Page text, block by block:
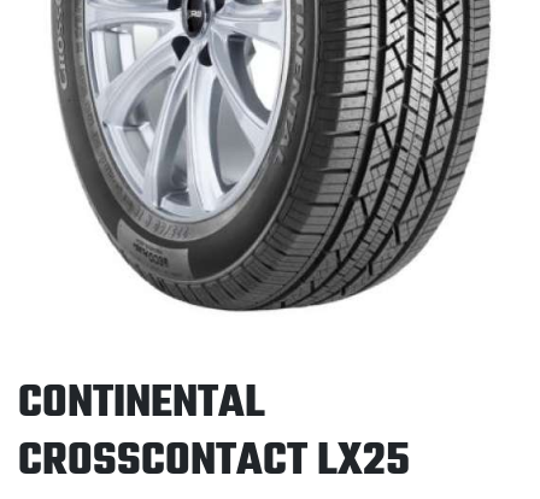
CONTINENTAL
CROSSCONTACT LX25